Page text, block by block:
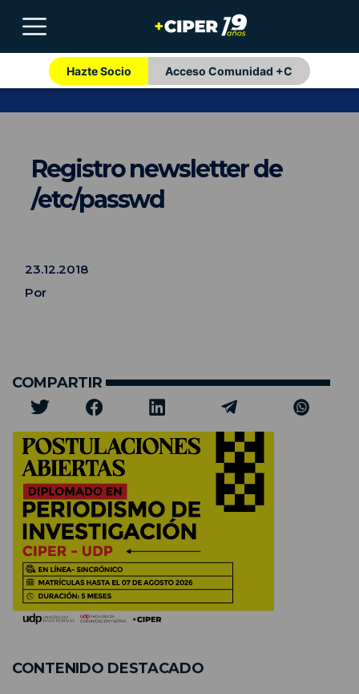
Hazte Socio Acceso Comunidad +C
Registro newsletter de
/etc/passwd
23.12.2018
Por
COMPARTIR
CONTENIDO DESTACADO